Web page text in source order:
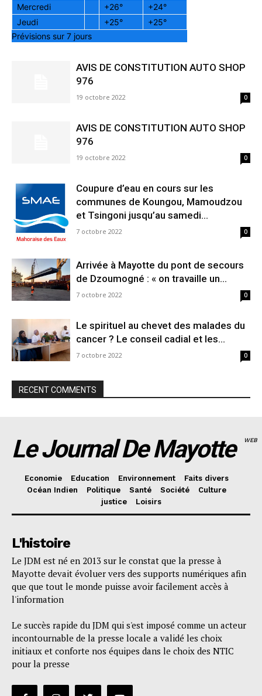
Mercredi
+26° +24°
Jeudi
+25° +25°
Prévisions sur 7 jours
AVIS DE CONSTITUTION AUTO SHOP
976
19 octobre 2022 0
AVIS DE CONSTITUTION AUTO SHOP
976
19 octobre 2022 0
Coupure d’eau en cours sur les
communes de Koungou, Mamoudzou
et Tsingoni jusqu’au samedi...
7 octobre 2022 0
Arrivée à Mayotte du pont de secours
de Dzoumogné : « on travaille un...
7 octobre 2022 0
Le spirituel au chevet des malades du
cancer ? Le conseil cadial et les...
7 octobre 2022 0
RECENT COMMENTS
Le Journal De Mayotte WEB
Economie Education Environnement
Faits divers
Océan Indien
Politique Santé Société
Culture
justice
Loisirs
L'histoire
Le JDM est né en 2013 sur le constat que la presse à
Mayotte devait évoluer vers des supports numériques afin
que que tout le monde puisse avoir facilement accès à
l'information
Le succès rapide du JDM qui s'est imposé comme un acteur
incontournable de la presse locale a validé les choix
initiaux et conforte nos équipes dans le choix des NTIC
pour la presse